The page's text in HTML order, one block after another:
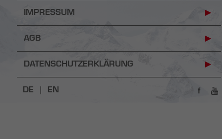
IMPRESSUM
AGB
DATENSCHUTZERKLÄRUNG
DE | EN